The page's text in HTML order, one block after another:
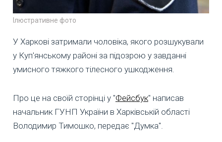
Ілюстративне фото
У Харкові затримали чоловіка, якого розшукували
у Куп'янському районі за підозрою у завданні
умисного тяжкого тілесного ушкодження.
Про це на своїй сторінці у "Фейсбук" написав
начальник ГУНП України в Харківській області
Володимир Тимошко, передає "Думка".